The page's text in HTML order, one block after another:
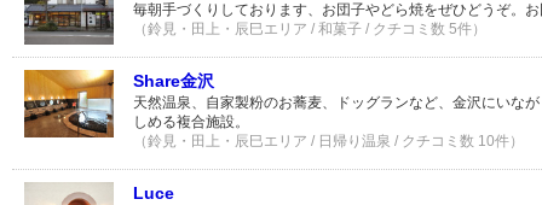
毎朝手づくりしております、お団子やどら焼をぜひどうぞ。
（鈴見・田上・辰巳エリア / 和菓子 / クチコミ数 5件）
Share金沢
天然温泉、自家製粉のお蕎麦、ドッグランなど、金沢にいな
しめる複合施設。
（鈴見・田上・辰巳エリア / 日帰り温泉 / クチコミ数 10件）
Luce